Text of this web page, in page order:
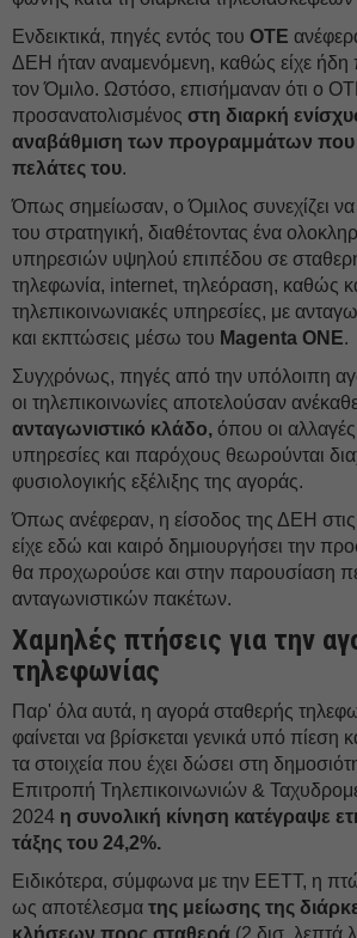
Ενδεικτικά, πηγές εντός του ΟΤΕ
ΔΕH ήταν αναμενόμενη, καθώς είχε ήδη
τον Όμιλο. Ωστόσο, επισήμαναν ότι ο
προσανατολισμένος στη διαρκή
αναβάθμιση των προγραμμάτων που
πελάτες του.
Όπως σημείωσαν, ο Όμιλος συνεχίζει να
του στρατηγική, διαθέτοντας ένα
υπηρεσιών υψηλού επιπέδου σε σταθερή
τηλεφωνία, internet, τηλεόραση, καθώς
τηλεπικοινωνιακές υπηρεσίες, με
και εκπτώσεις μέσω του Magenta ONE.
Συγχρόνως, πηγές από την υπόλοιπη
οι τηλεπικοινωνίες αποτελούσαν
ανταγωνιστικό κλάδο, όπου οι αλλαγές
υπηρεσίες και παρόχους θεωρούνται
φυσιολογικής εξέλιξης της αγοράς.
Όπως ανέφεραν, η είσοδος της ΔEΗ στις
είχε εδώ και καιρό δημιουργήσει την
θα προχωρούσε και στην παρουσίαση
ανταγωνιστικών πακέτων.
Χαμηλές πτήσεις για την
τηλεφωνίας
Παρ' όλα αυτά, η αγορά σταθερής
φαίνεται να βρίσκεται γενικά υπό
τα στοιχεία που έχει δώσει στη
Επιτροπή Τηλεπικοινωνιών &
2024 η συνολική κίνηση κατέγραψε
τάξης του 24,2%.
Ειδικότερα, σύμφωνα με την EETT, η
ως αποτέλεσμα της μείωσης της
κλήσεων προς σταθερά (2 δισ. λεπτά